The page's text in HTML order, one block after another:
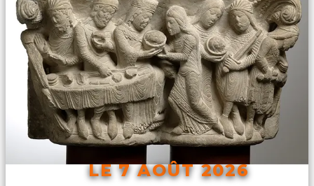
LE 7 AOÛT 2026